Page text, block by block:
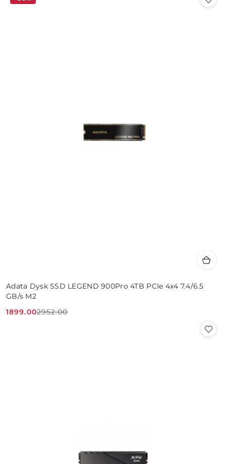
Adata Dysk SSD LEGEND 900Pro 4TB PCIe 4x4 7.4/6.5
GB/s M2
Cena
1899.00
Cena
2952.00